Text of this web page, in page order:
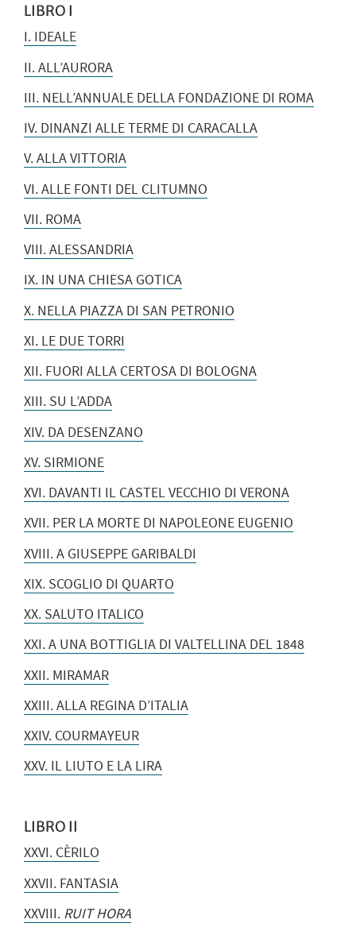
LIBRO I
I. IDEALE
II. ALL’AURORA
III. NELL’ANNUALE DELLA FONDAZIONE DI ROMA
IV. DINANZI ALLE TERME DI CARACALLA
V. ALLA VITTORIA
VI. ALLE FONTI DEL CLITUMNO
VII. ROMA
VIII. ALESSANDRIA
IX. IN UNA CHIESA GOTICA
X. NELLA PIAZZA DI SAN PETRONIO
XI. LE DUE TORRI
XII. FUORI ALLA CERTOSA DI BOLOGNA
XIII. SU L’ADDA
XIV. DA DESENZANO
XV. SIRMIONE
XVI. DAVANTI IL CASTEL VECCHIO DI VERONA
XVII. PER LA MORTE DI NAPOLEONE EUGENIO
XVIII. A GIUSEPPE GARIBALDI
XIX. SCOGLIO DI QUARTO
XX. SALUTO ITALICO
XXI. A UNA BOTTIGLIA DI VALTELLINA DEL 1848
XXII. MIRAMAR
XXIII. ALLA REGINA D’ITALIA
XXIV. COURMAYEUR
XXV. IL LIUTO E LA LIRA
LIBRO II
XXVI. CÈRILO
XXVII. FANTASIA
XXVIII. RUIT HORA